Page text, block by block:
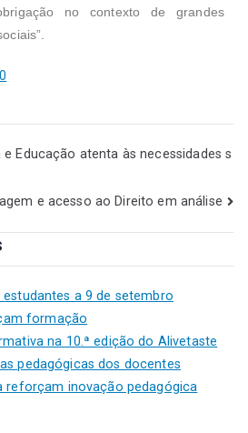
no contexto de grandes
Educação atenta às necessidades s
e acesso ao Direito em análise
a 9 de setembro
formação
na 10.ª edição do Alivetaste
pedagógicas dos docentes
reforçam inovação pedagógica